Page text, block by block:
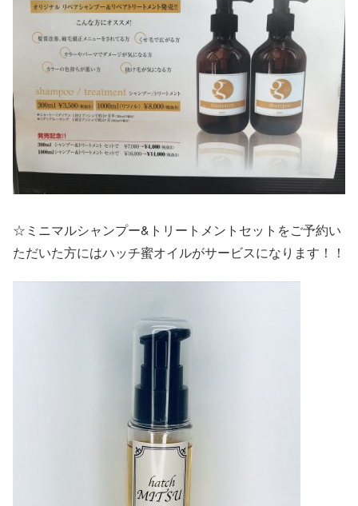
☆ミニマルシャンプー&トリートメントセットをご予約い
ただいた方にはハッチ蜜オイルがサービスになります！！